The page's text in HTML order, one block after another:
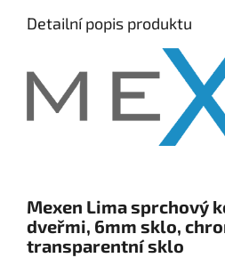
Detailní popis produktu
Mexen Lima sprchový
dveřmi, 6mm sklo,
transparentní sklo